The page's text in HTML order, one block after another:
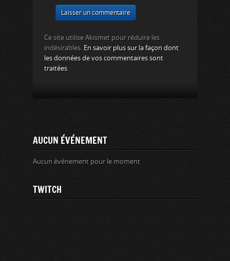
Ce site utilise Akismet pour réduire les
indésirables. En savoir plus sur la façon dont
les données de vos commentaires sont
traitées
AUCUN ÉVÉNEMENT
Aucun événement pour le moment
TWITCH